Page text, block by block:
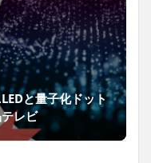
と量子化ドット
レビ